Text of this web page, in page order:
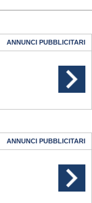
ANNUNCI PUBBLICITARI
ANNUNCI PUBBLICITARI